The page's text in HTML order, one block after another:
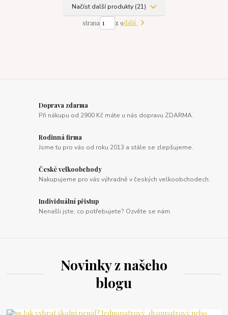
Načíst další produkty (21)
strana z 9další
Doprava zdarma
Při nákupu od 2900 Kč máte u nás dopravu ZDARMA.
Rodinná firma
Jsme tu pro vás od roku 2013 a stále se zlepšujeme.
České velkoobchody
Nakupujeme pro vás výhradně v českých velkoobchodech.
Individuální přistup
Nenašli jste, co potřebujete? Ozvěte se nám.
Novinky z našeho
blogu